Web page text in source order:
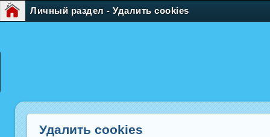
Личный раздел - Удалить cookies
Удалить cookies